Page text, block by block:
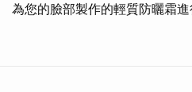
為您的臉部製作的輕質防曬霜進